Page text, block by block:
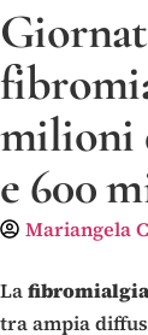
milioni
e 600
Mariangela
Lafibromialgia
tra ampia